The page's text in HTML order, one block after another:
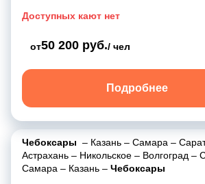
Доступных кают нет
от50 200 руб./ чел
Подробнее
Чебоксары – Казань – Самара –
Астрахань – Никольское – Волгоград –
Самара – Казань – Чебоксары